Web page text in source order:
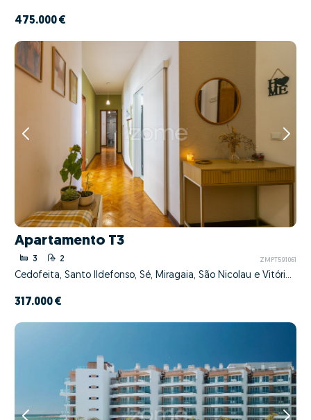
475.000 €
Apartamento T3
3 2 ZMPT591061
Cedofeita, Santo Ildefonso, Sé, Miragaia, São Nicolau e Vitória, Porto, Porto
317.000 €